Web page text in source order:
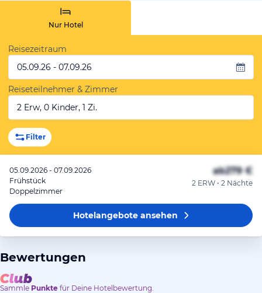
Nur Hotel
Reisezeitraum
05.09.26 - 07.09.26
Reiseteilnehmer & Zimmer
2 Erw, 0 Kinder, 1 Zi.
Filter
05.09.2026 - 07.09.2026
Frühstück
Doppelzimmer
ab279 €
2 ERW • 2 Nächte
Hotelangeboteansehen
Bewertungen
Sammle Punkte für Deine Hotelbewertung.